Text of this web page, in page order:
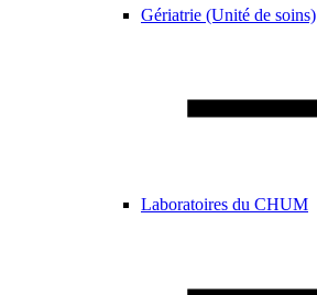
Gériatrie (Unité de soins)
Laboratoires du CHUM